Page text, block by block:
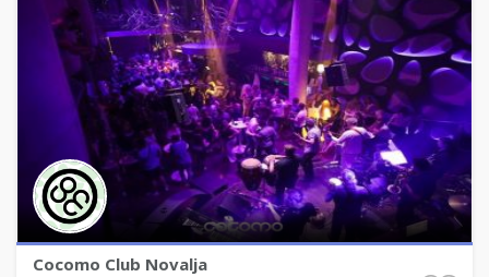
Cocomo Club Novalja